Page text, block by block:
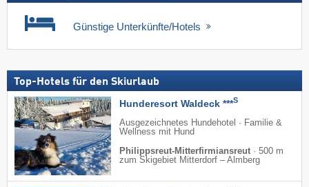
Günstige Unterkünfte/Hotels
Top-Hotels für den Skiurlaub
Hunderesort Waldeck ***S
Ausgezeichnetes Hundehotel · Familie &
Wellness mit Hund
Philippsreut-Mitterfirmiansreut · 500 m
zum Skigebiet Mitterdorf – Almberg